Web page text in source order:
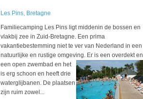
Les Pins, Bretagne
Familiecamping Les Pins ligt middenin de bossen en
vlakbij zee in Zuid-Bretagne. Een prima
vakantiebestemming niet te ver van Nederland in een
natuurlijke en rustige omgeving. Er is een overdekt en
een open zwembad en het
is erg schoon en heeft drie
waterglijbanen. De plaatsen
zijn ruim zowel...